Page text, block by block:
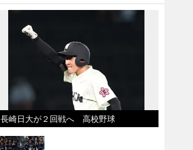
長崎日大が２回戦へ 高校野球